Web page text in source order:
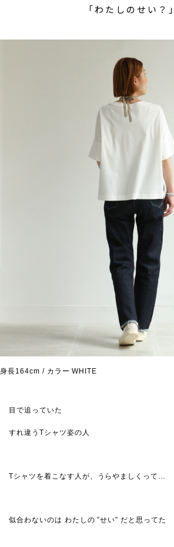
「わたしのせい？」
身長164cm / カラー WHITE
目で追っていた
すれ違うTシャツ姿の人
Tシャツを着こなす人が、うらやましくって…
似合わないのは わたしの ”せい” だと思ってた